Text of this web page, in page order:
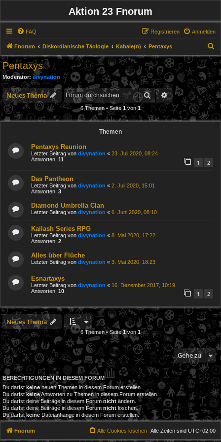
Aktion 23 Fnorum
FAQ Anmelden
Registrieren
Fnorum Diskordianische Täologie Kabale(n) Pentaxys
u
h
e
Pentaxys
Moderator: divynation
Neues Thema SucheErweiterte Suche
6 Themen • Seite1von1
Themen
Pentaxys Reunion
Letzter Beitrag von divynation « 23. Juli 2020, 08:24
Antworten: 11 1 2
Das Pantheon
Letzter Beitrag von divynation « 2. Juli 2020, 15:01
Antworten: 3
Diamond Umbrella Clan
Letzter Beitrag von divynation « 6. Juni 2020, 08:10
Kailash Series RPG
Letzter Beitrag von divynation « 8. Mai 2020, 17:22
Antworten: 2
Alles über Flüche
Letzter Beitrag von divynation « 3. Mai 2020, 18:23
Esnartaxys
Letzter Beitrag von divynation « 16. Dezember 2017, 10:19
Antworten: 10 1 2
Neues Thema
6 Themen • Seite1von 1
Gehe zu
BERECHTIGUNGEN IN DIESEM FORUM
Du darfst keineneuen Themen in diesem Forum erstellen.
Du darfstkeineAntworten zu Themen in diesem Forum erstellen.
Du darfst deine Beiträge in diesem Forumnicht ändern.
Du darfst deine Beiträge in diesem Forumnicht löschen.
Du darfstkeine Dateianhänge in diesem Forum erstellen.
Fnorum Alle Zeiten sind UTC+02:00
Alle Cookies löschen